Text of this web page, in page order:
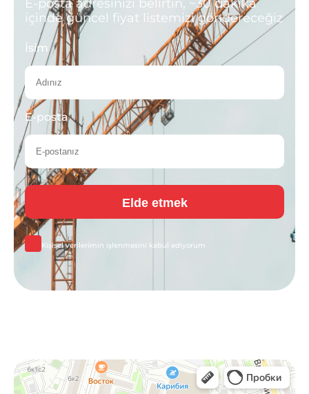
E-posta adresinizi belirtin, ~30 dakika
içinde güncel fiyat listemizi göndereceğiz
İsim
E-posta
Kişisel verilerimin işlenmesini kabul ediyorum